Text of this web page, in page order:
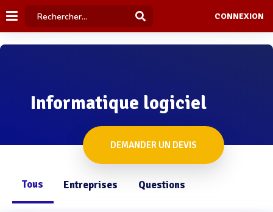
CONNEXION
Informatique logiciel
DEMANDER UN DEVIS
Tous Entreprises Questions